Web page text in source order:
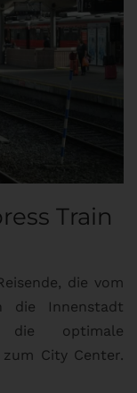
Train
die vom
die Innenstadt
optimale
City Center.